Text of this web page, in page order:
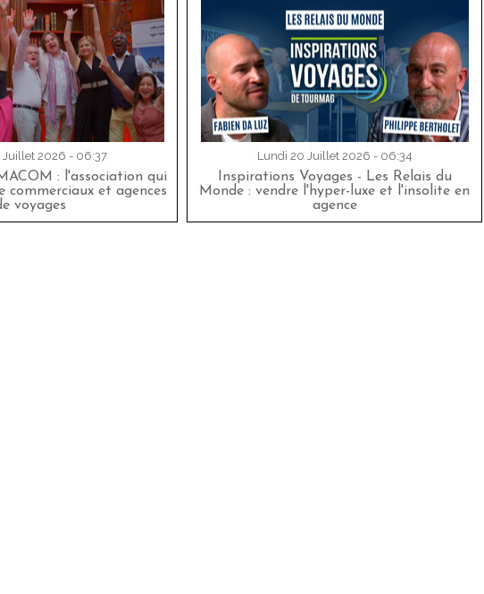
Juillet 2026 - 06:37
: l'association qui
commerciaux et agences
voyages
Lundi 20 Juillet 2026 - 06:34
Inspirations Voyages - Les Relais du
Monde : vendre l'hyper-luxe et l'insolite en
agence